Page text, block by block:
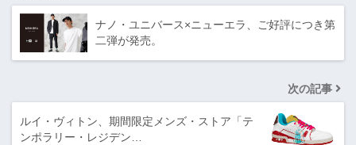
ナノ・ユニバース×ニューエラ、ご好評につき第
二弾が発売。
次の記事
ルイ・ヴィトン、期間限定メンズ・ストア「テ
ンポラリー・レジデン…